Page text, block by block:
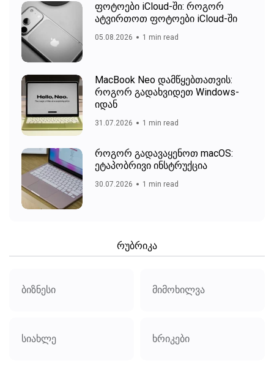
ფოტოები iCloud-ში: როგორ
ატვირთოთ ფოტოები iCloud-ში
05.08.2026 1 min read
MacBook Neo დამწყებთათვის:
როგორ გადახვიდეთ Windows-
იდან
31.07.2026 1 min read
როგორ გადავაყენოთ macOS:
ეტაპობრივი ინსტრუქცია
30.07.2026 1 min read
რუბრიკა
ბიზნესი მიმოხილვა
სიახლე ხრიკები